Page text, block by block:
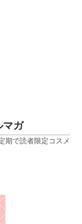
マガ
期で読者限定コスメ